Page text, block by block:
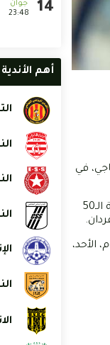
الأولمبي الباجي، في
ويدين أبناء المدرب فوزي البنزرتي بهذا الإنتصار للمهاجم حازم المستوري الذي دوّن على هدف الإنتصار في الدقيقة 36، ليصل بذلك فريقه إلى النقطة الـ50
الأحد،
23:48
أهم